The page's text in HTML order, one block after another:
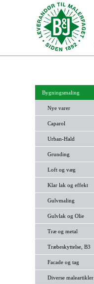
Bygningsmaling
Nye varer
Caparol
Urban-Hald
Grunding
Loft og væg
Klar lak og effekt
Gulvmaling
Gulvlak og Olie
Træ og metal
Træbeskyttelse, B3
Facade og tag
Diverse maleartikler